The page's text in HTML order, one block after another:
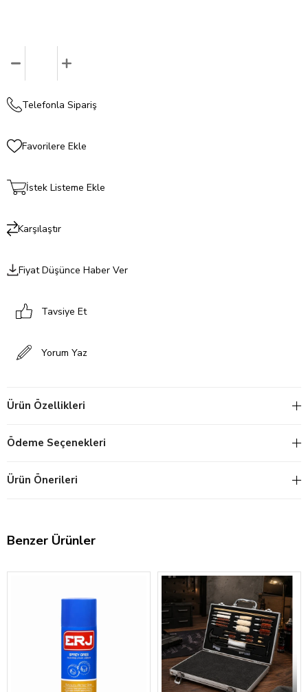
Telefonla Sipariş
Favorilere Ekle
İstek Listeme Ekle
Karşılaştır
Fiyat Düşünce Haber Ver
Tavsiye Et
Yorum Yaz
Ürün Özellikleri
Ödeme Seçenekleri
Ürün Önerileri
Benzer Ürünler